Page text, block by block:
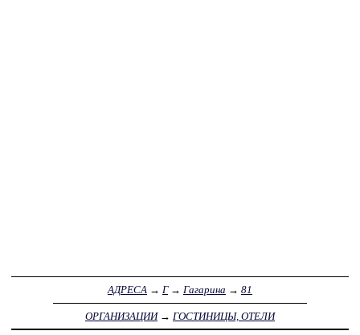
АДРЕСА → Г→ Гагарина → 81
ОРГАНИЗАЦИИ→ ГОСТИНИЦЫ, ОТЕЛИ